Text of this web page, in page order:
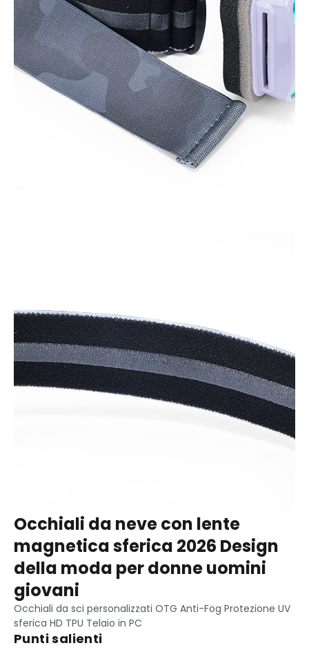
Occhiali da neve con lente
magnetica sferica 2026 Design
della moda per donne uomini
giovani
Occhiali da sci personalizzati OTG Anti-Fog Protezione UV
sferica HD TPU Telaio in PC
Punti salienti